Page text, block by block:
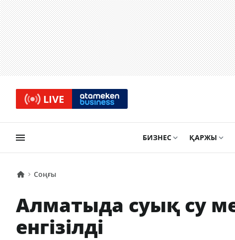
LIVE
БИЗНЕС ҚАРЖЫ
Соңғы
Алматыда суық су
енгізілді